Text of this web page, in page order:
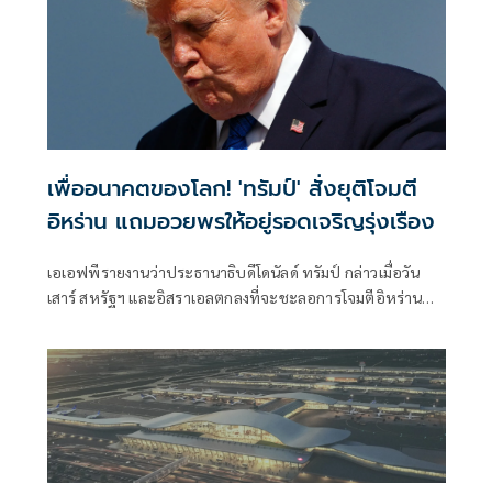
เพื่ออนาคตของโลก! 'ทรัมป์' สั่งยุติโจมตี
อิหร่าน แถมอวยพรให้อยู่รอดเจริญรุ่งเรือง
เอเอฟพีรายงานว่าประธานาธิบดีโดนัลด์ ทรัมป์ กล่าวเมื่อวัน
เสาร์ สหรัฐฯ และอิสราเอลตกลงที่จะชะลอการโจมตีอิหร่าน
เยื้อมาหลายเดือนโดยเร็ว